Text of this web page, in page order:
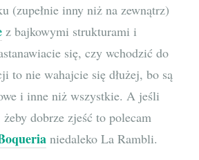
(zupełnie inny niż na zewnątrz)
z bajkowymi strukturami i
się, czy wchodzić do
to nie wahajcie się dłużej, bo są
i inne niż wszystkie. A jeśli
dobrze zjeść to polecam
niedaleko La Rambli.